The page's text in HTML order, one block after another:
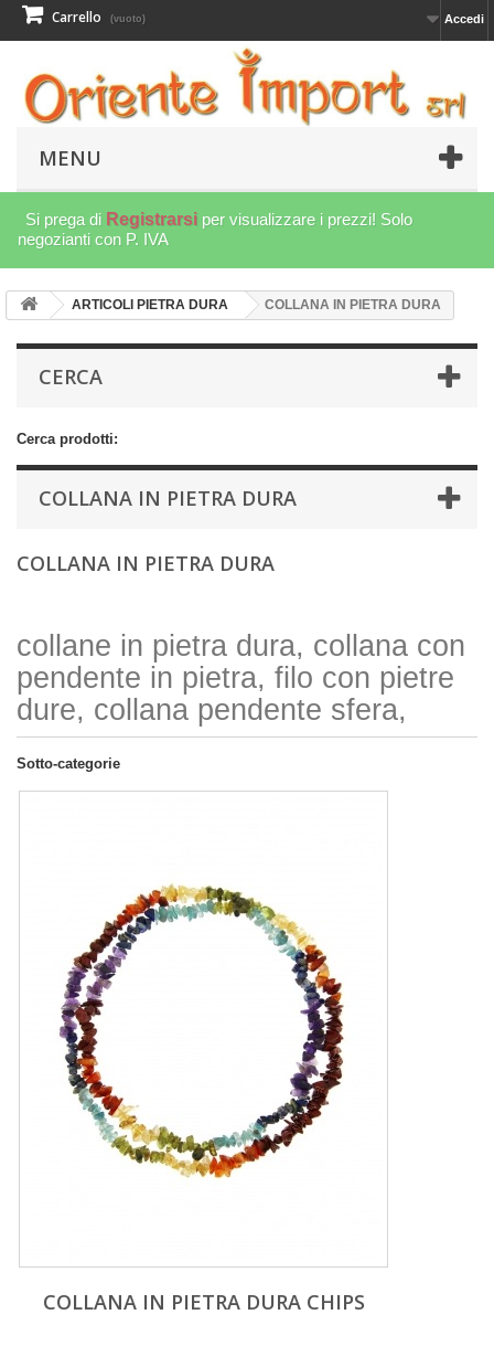
Accedi
Carrello (vuoto)
MENU
Si prega di Registrarsi per visualizzare i prezzi! Solo
negozianti con P. IVA
ARTICOLI PIETRA DURA COLLANA IN PIETRA DURA
CERCA
Cerca prodotti:
COLLANA IN PIETRA DURA
COLLANA IN PIETRA DURA
collane in pietra dura, collana con
pendente in pietra, filo con pietre
dure, collana pendente sfera,
Sotto-categorie
COLLANA IN PIETRA DURA CHIPS